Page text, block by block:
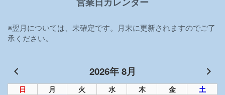
シ
ョ
営業日カレンダー
※翌月については、未確定です。月末に更新されますのでご了
承ください。
2026年 8月
日 月 火 水 木 金 土